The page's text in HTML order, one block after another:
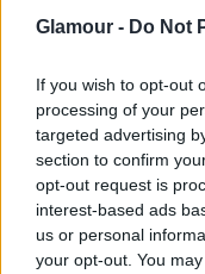
Glamour - Do Not
If you wish to opt-out
processing of your
targeted advertising
section to confirm
opt-out request is
interest-based ads
us or personal
your opt-out. You